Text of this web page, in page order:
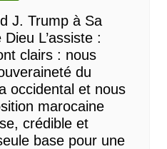
J. Trump à Sa
L’assiste :
clairs : nous
du
occidental et nous
marocaine
crédible et
base pour une